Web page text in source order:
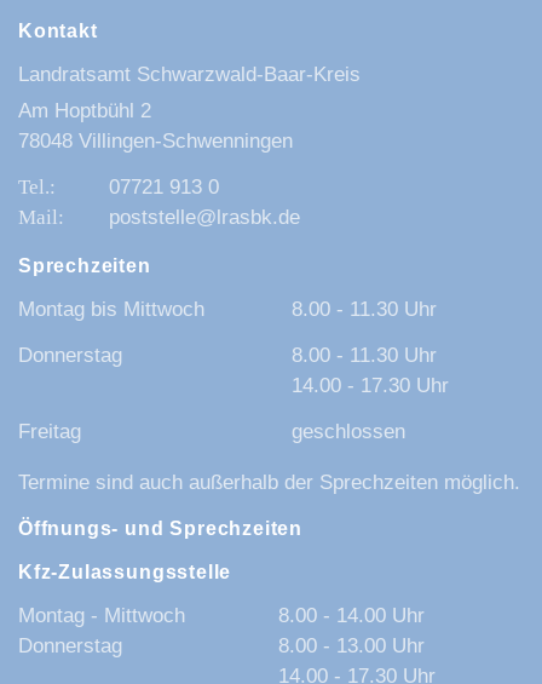
Kontakt
Landratsamt Schwarzwald-Baar-Kreis
Am Hoptbühl 2
78048 Villingen-Schwenningen
07721 913 0
poststelle@lrasbk.de
Sprechzeiten
Montag bis Mittwoch
8.00 - 11.30 Uhr
Donnerstag
8.00 - 11.30 Uhr
14.00 - 17.30 Uhr
Freitag
geschlossen
Termine sind auch außerhalb der Sprechzeiten möglich.
Öffnungs- und Sprechzeiten
Kfz-Zulassungsstelle
Montag - Mittwoch
8.00 - 14.00 Uhr
Donnerstag
8.00 - 13.00 Uhr
14.00 - 17.30 Uhr